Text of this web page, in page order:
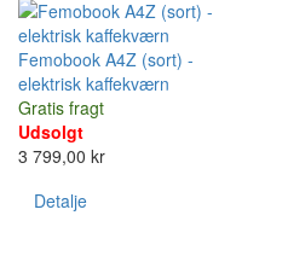
Femobook A4Z (sort) -
elektrisk kaffekværn
Gratis fragt
Udsolgt
3 799,00 kr
Detalje